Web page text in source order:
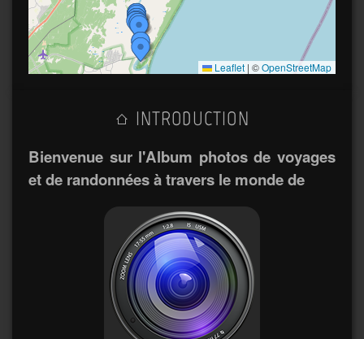
Leaflet | ©OpenStreetMap
INTRODUCTION
Bienvenue sur l'Album photos de voyages
et de randonnées à travers le monde de